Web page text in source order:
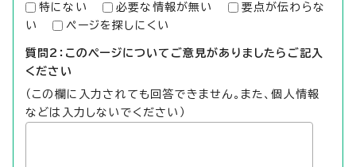
特にない 必要な情報が無い
要点が伝わらな
い
ページを探しにくい
質問2：このページについてご意見がありましたらご記入
ください
（この欄に入力されても回答できません。また、個人情報
などは入力しないでください）